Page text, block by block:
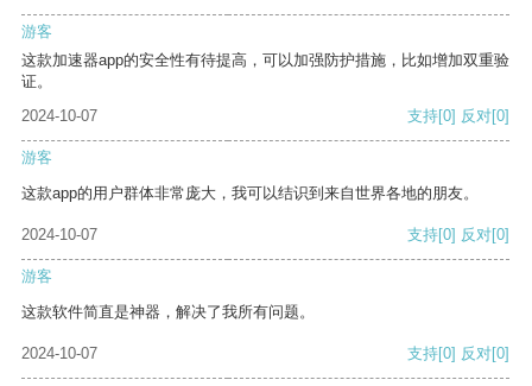
游客
这款加速器app的安全性有待提高，可以加强防护措施，比如增加双重验
证。
2024-10-07
支持[0] 反对[0]
游客
这款app的用户群体非常庞大，我可以结识到来自世界各地的朋友。
2024-10-07 支持[0] 反对[0]
游客
这款软件简直是神器，解决了我所有问题。
2024-10-07 支持[0] 反对[0]